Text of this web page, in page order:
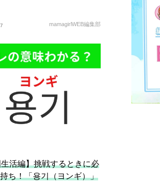
mamagirlWEB編集部
活編】挑戦するときに必
ち！「용기（ヨンギ）」